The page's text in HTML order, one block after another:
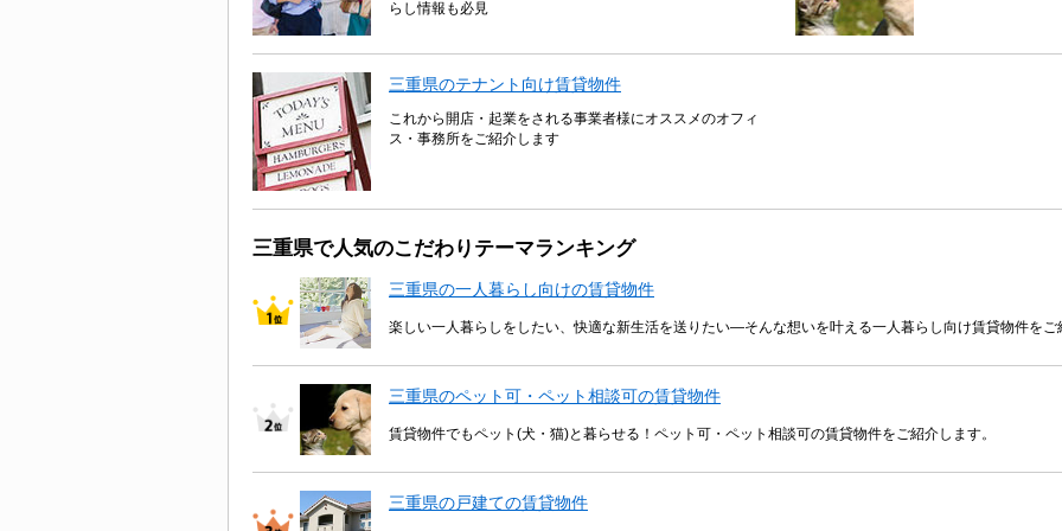
らし情報も必見
三重県のテナント向け賃貸物件
これから開店・起業をされる事業者様にオススメのオフィ
ス・事務所をご紹介します
三重県で人気のこだわりテーマランキング
三重県の一人暮らし向けの賃貸物件
楽しい一人暮らしをしたい、快適な新生活を送りたい―そんな想いを叶える一人暮らし向け賃貸物件をご
三重県のペット可・ペット相談可の賃貸物件
賃貸物件でもペット(犬・猫)と暮らせる！ペット可・ペット相談可の賃貸物件をご紹介します。
三重県の戸建ての賃貸物件